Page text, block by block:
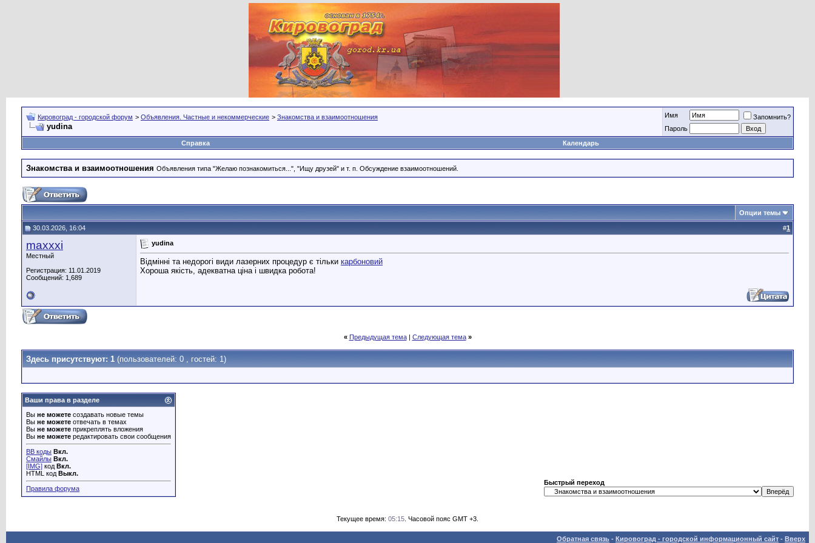
Кировоград - городской форум > Объявления. Частные и некоммерческие > Знакомства и взаимоотношения
yudina
Имя
Запомнить?
Пароль
Справка
Календарь
Знакомства и взаимоотношения Объявления типа "Желаю познакомиться...", "Ищу друзей" и т. п. Обсуждение взаимоотношений.
Опции темы
30.03.2026, 16:04 #1
maxxxi
Местный
Регистрация: 11.01.2019
Сообщений: 1,689
yudina
Відмінні та недорогі види лазерних процедур є тільки карбоновий
Хороша якість, адекватна ціна і швидка робота!
« Предыдущая тема| Следующая тема »
Здесь присутствуют: 1 (пользователей: 0 , гостей: 1)
Ваши права в разделе
Вы не можете создавать новые темы
Вы не можете отвечать в темах
Вы не можете прикреплять вложения
Вы не можете редактировать свои сообщения
BB коды Вкл.
Смайлы Вкл.
[IMG] код Вкл.
HTML код Выкл.
Правила форума
Быстрый переход
Текущее время: 05:15 . Часовой пояс GMT +3.
Обратная связь - Кировоград - городской информационный сайт - Вверх